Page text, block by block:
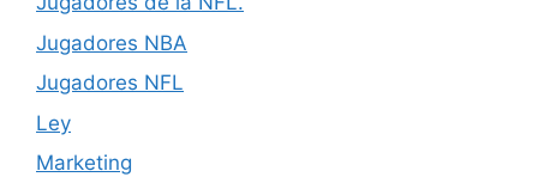
Jugadores NBA
Jugadores NFL
Ley
Marketing